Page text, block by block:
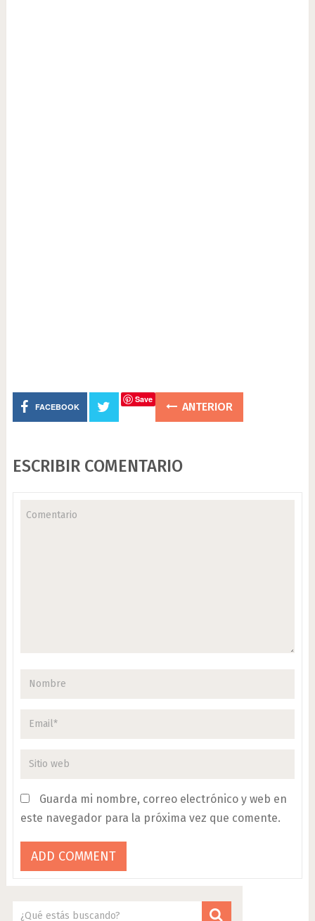
FACEBOOK
Save
ANTERIOR
ESCRIBIR COMENTARIO
Guarda mi nombre, correo electrónico y web en
este navegador para la próxima vez que comente.